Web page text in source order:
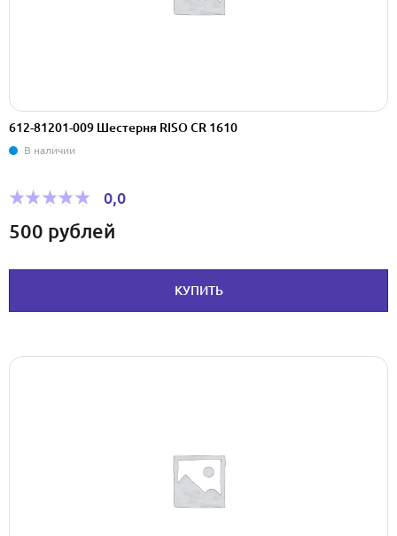
612-81201-009 Шестерня RISO CR 1610
В наличии
0,0
500 рублей
КУПИТЬ